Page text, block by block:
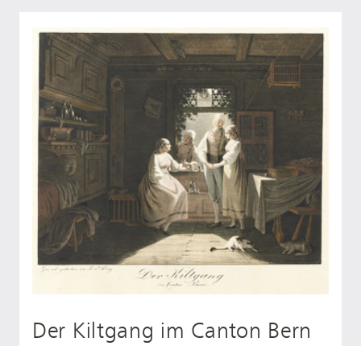
Der Kiltgang im Canton Bern